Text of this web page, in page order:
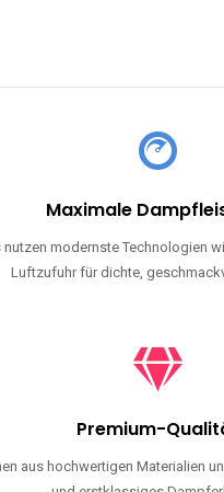
Maximale
nutzen modernste Technologien
Luftzufuhr für dichte,
Premium-
aus hochwertigen Materialien